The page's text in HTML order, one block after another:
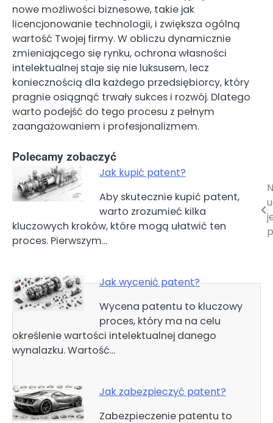
nowe możliwości biznesowe, takie jak
licencjonowanie technologii, i zwiększa ogólną
wartość Twojej firmy. W obliczu dynamicznie
zmieniającego się rynku, ochrona własności
intelektualnej staje się nie luksusem, lecz
koniecznością dla każdego przedsiębiorcy, który
pragnie osiągnąć trwały sukces i rozwój. Dlatego
warto podejść do tego procesu z pełnym
zaangażowaniem i profesjonalizmem.
Polecamy zobaczyć
Jak kupić patent?
Aby skutecznie kupić patent,
warto zrozumieć kilka
kluczowych kroków, które mogą ułatwić ten
proces. Pierwszym…
Jak wycenić patent?
Wycena patentu to kluczowy
proces, który ma na celu
określenie wartości intelektualnej danego
wynalazku. Wartość…
Jak zabezpieczyć patent?
Zabezpieczenie patentu to
Nawigacja